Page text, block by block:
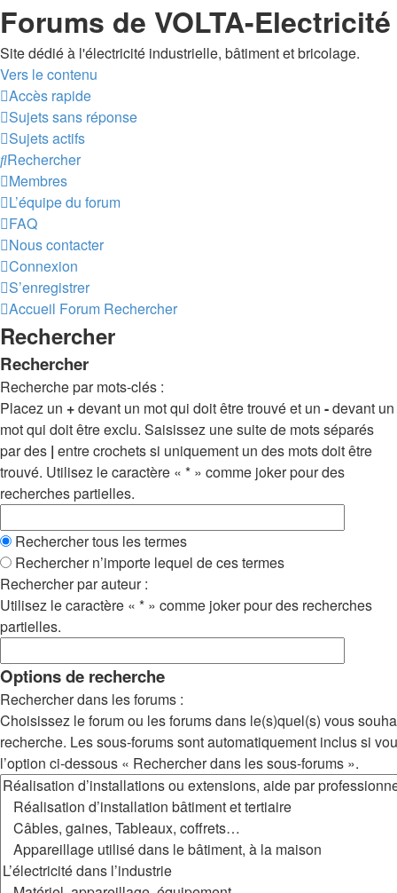
Forums de VOLTA-Electricité
Site dédié à l'électricité industrielle, bâtiment et bricolage.
Vers le contenu
Accès rapide
Sujets sans réponse
Sujets actifs
Rechercher
Membres
L’équipe du forum
FAQ
Nous contacter
Connexion
S’enregistrer
Accueil Forum Rechercher
Rechercher
Rechercher
Recherche par mots-clés :
Placez un +devant un mot qui doit être trouvé et un -devant un
mot qui doit être exclu. Saisissez une suite de mots séparés
par des | entre crochets si uniquement un des mots doit être
trouvé. Utilisez le caractère « * » comme joker pour des
recherches partielles.
Rechercher tous les termes
Rechercher n’importe lequel de ces termes
Rechercher par auteur :
Utilisez le caractère « * » comme joker pour des recherches
partielles.
Options de recherche
Rechercher dans les forums :
Choisissez le forum ou les forums dans le(s)quel(s) vous
recherche. Les sous-forums sont automatiquement inclus si
l’option ci-dessous « Rechercher dans les sous-forums ».